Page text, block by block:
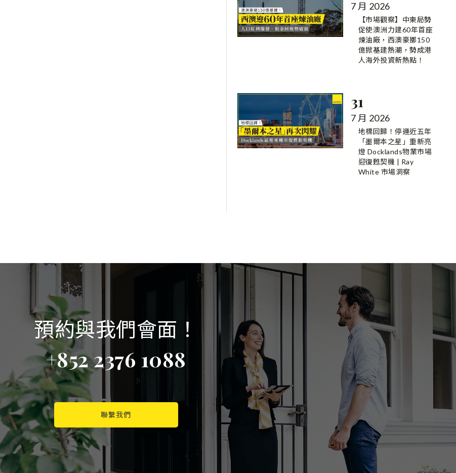
7 月 2026
【市場觀察】中東局勢
促使澳洲力建60年首座
煉油廠，西澳豪擲150
億掀基建熱潮，勢成港
人海外投資新熱點！
31
7 月 2026
地標回歸！停運近五年
「墨爾本之星」重新亮
燈 Docklands物業市場
迎復甦契機 | Ray
White 市場洞察
預約與我們會面！
+852 2376 1088
聯繫我們